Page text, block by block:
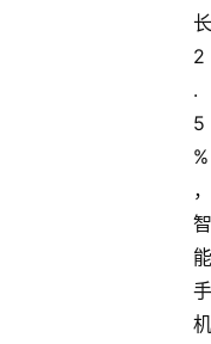
长
2
.
5
%
，
智
能
手
机